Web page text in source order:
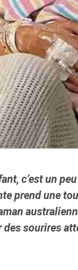
c’est un
prend une
sourires